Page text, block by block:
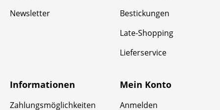
Newsletter
Bestickungen
Late-Shopping
Lieferservice
Informationen
Zahlungsmöglichkeiten
Mein Konto
Anmelden